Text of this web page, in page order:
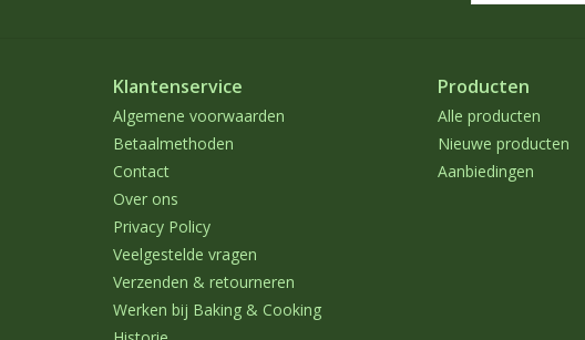
Klantenservice
Algemene voorwaarden
Betaalmethoden
Contact
Over ons
Privacy Policy
Veelgestelde vragen
Verzenden & retourneren
Werken bij Baking & Cooking
Producten
Alle producten
Nieuwe producten
Aanbiedingen